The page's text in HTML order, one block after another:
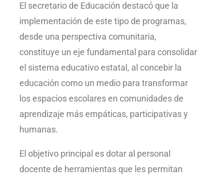
El secretario de Educación destacó que la
implementación de este tipo de programas,
desde una perspectiva comunitaria,
constituye un eje fundamental para consolidar
el sistema educativo estatal, al concebir la
educación como un medio para transformar
los espacios escolares en comunidades de
aprendizaje más empáticas, participativas y
humanas.
El objetivo principal es dotar al personal
docente de herramientas que les permitan